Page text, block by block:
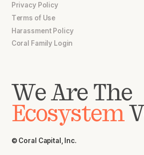
Privacy Policy
Terms of Use
Harassment Policy
Coral Family Login
We Are The
Ecosystem
© Coral Capital, Inc.